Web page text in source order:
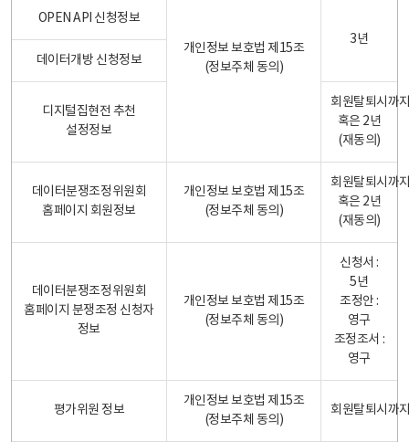
개인정보 보호법 제15조
(정보주체 동의)
OPEN API 신청정보
3년
데이터개방 신청정보
디지털집현전 추천
설정정보
회원탈퇴시까
혹은 2년
(재동의)
데이터분쟁조정위원회
홈페이지 회원정보
개인정보 보호법 제15조
(정보주체 동의)
회원탈퇴시까
혹은 2년
(재동의)
데이터분쟁조정위원회
홈페이지 분쟁조정 신청자
정보
개인정보 보호법 제15조
(정보주체 동의)
신청서 :
5년
조정안 :
영구
조정조서 :
영구
평가위원 정보
개인정보 보호법 제15조
(정보주체 동의)
회원탈퇴시까